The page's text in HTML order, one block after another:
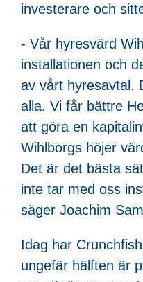
investerare och
- Vår hyresvärd
installationen och
av vårt hyresavtal.
alla. Vi får bättre
att göra en
Wihlborgs höjer
Det är det bästa
inte tar med oss
säger Joachim
Idag har
ungefär hälften är